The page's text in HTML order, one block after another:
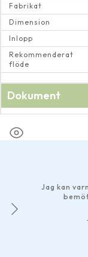
Fabrikat
Dimension
Inlopp
Rekommenderat
flöde
Dokument
Jag kan